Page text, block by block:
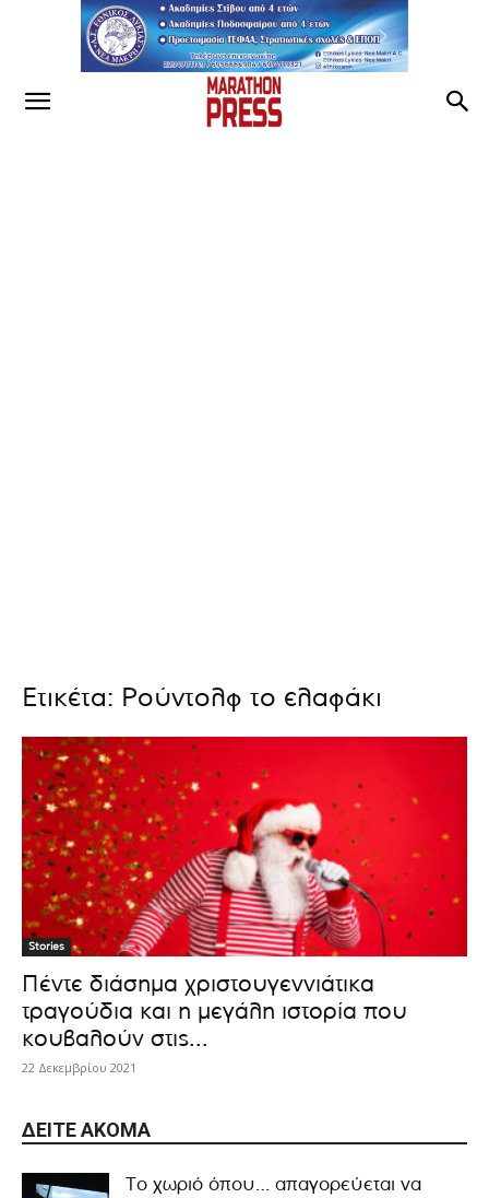
Ετικέτα: Ρούντολφ το ελαφάκι
Stories
Πέντε διάσημα χριστουγεννιάτικα
τραγούδια και η μεγάλη ιστορία που
κουβαλούν στις...
22 Δεκεμβρίου 2021
ΔΕΊΤΕ ΑΚΌΜΑ
Το χωριό όπου… απαγορεύεται να